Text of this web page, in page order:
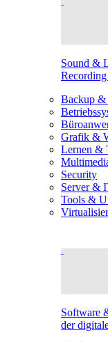
Sound &
Backup &
Grafik &
Lernen &
Security
Server &
Tools &
Software
der